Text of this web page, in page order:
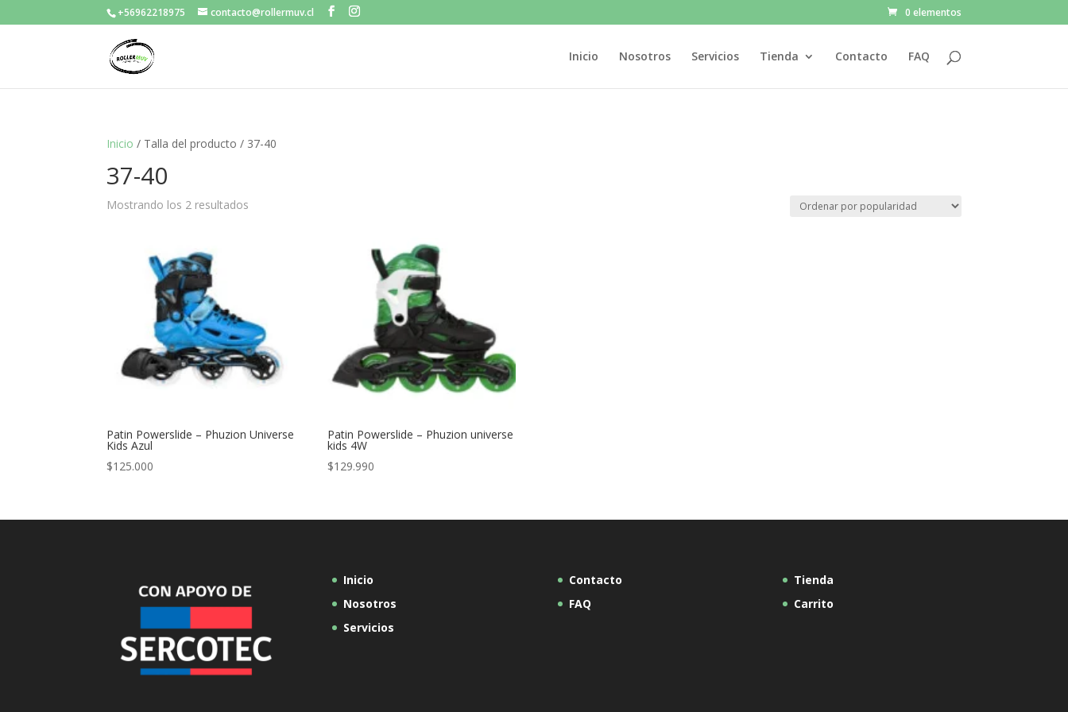
+56962218975 contacto@rollermuv.cl 0 elementos
Inicio Nosotros Servicios Tienda Contacto FAQ
Inicio / Talla del producto / 37-40
37-40
Mostrando los 2 resultados
Patin Powerslide – Phuzion Universe
Kids Azul
$125.000
Patin Powerslide – Phuzion universe
kids 4W
$129.990
Inicio
Nosotros
Servicios
Contacto
FAQ
Tienda
Carrito